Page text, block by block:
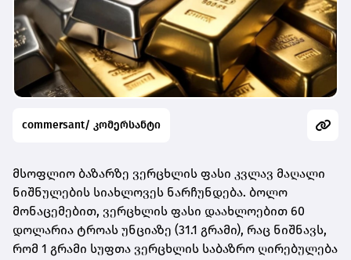
commersant/ კომერსანტი
მსოფლიო ბაზარზე ვერცხლის ფასი კვლავ მაღალი
ნიშნულების სიახლოვეს ნარჩუნდება. ბოლო
მონაცემებით, ვერცხლის ფასი დაახლოებით 60
დოლარია ტროას უნციაზე (31.1 გრამი), რაც ნიშნავს,
რომ 1 გრამი სუფთა ვერცხლის საბაზრო ღირებულება